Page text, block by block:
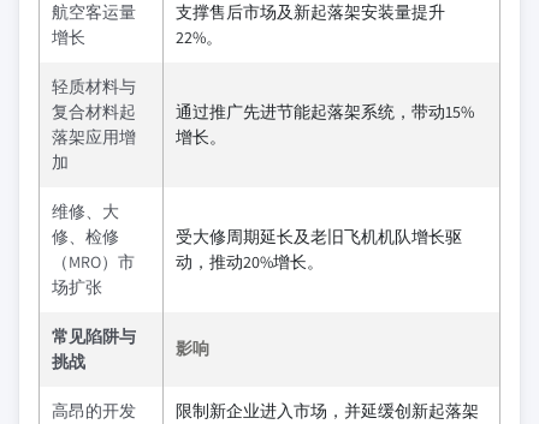
航空客运量
增长
支撑售后市场及新起落架安装量提升
22%。
轻质材料与
复合材料起
落架应用增
加
通过推广先进节能起落架系统，带动15%
增长。
维修、大
修、检修
（MRO）市
场扩张
受大修周期延长及老旧飞机机队增长驱
动，推动20%增长。
常见陷阱与
挑战
影响
高昂的开发
限制新企业进入市场，并延缓创新起落架